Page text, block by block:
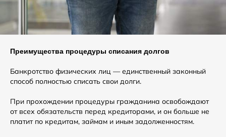
Преимущества процедуры списания долгов
Банкротство физических лиц — единственный законный
способ полностью списать свои долги.
При прохождении процедуры гражданина освобождают
от всех обязательств перед кредиторами, и он больше не
платит по кредитам, займам и иным задолженностям.